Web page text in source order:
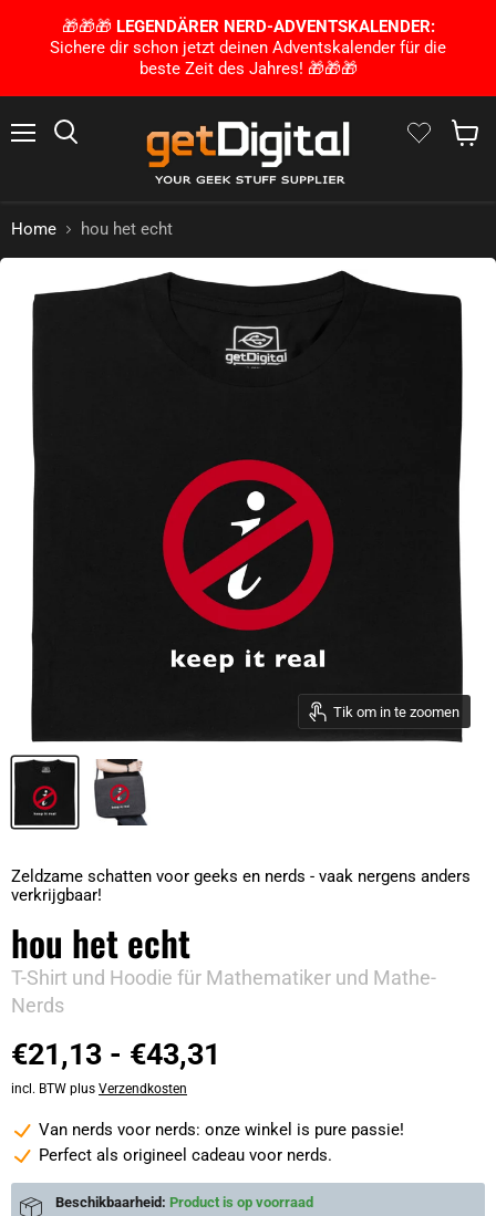
🎁🎁🎁 LEGENDÄRER NERD-ADVENTSKALENDER:
Sichere dir schon jetzt deinen Adventskalender für die
beste Zeit des Jahres! 🎁🎁🎁
Home hou het echt
Tik om in te zoomen
Zeldzame schatten voor geeks en nerds - vaak nergens anders
verkrijgbaar!
hou het echt
T-Shirt und Hoodie für Mathematiker und Mathe-
Nerds
€21,13 - €43,31
incl. BTW plus Verzendkosten
Van nerds voor nerds: onze winkel is pure passie!
Perfect als origineel cadeau voor nerds.
Beschikbaarheid: Product is op voorraad